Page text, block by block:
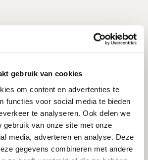
gebruik van cookies
om content en advertenties te
functies voor social media te bieden
te analyseren. Ook delen we
gebruik van onze site met onze
media, adverteren en analyse. Deze
gegevens combineren met andere
meerdere panden, gesitueerd aan
tot aan de H. Gerhardstraat. De
uit een mix van winkels,
en garageboxen.
verlengde van de Gedempte Gracht,
van Zaandam. De Peperstraat heeft
kant een fantastische verbinding met het